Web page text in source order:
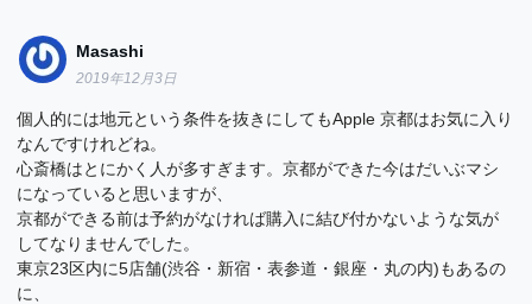
Masashi
2019年12月3日
個人的には地元という条件を抜きにしてもApple 京都はお気に入り
なんですけれどね。
心斎橋はとにかく人が多すぎます。京都ができた今はだいぶマシ
になっていると思いますが、
京都ができる前は予約がなければ購入に結び付かないような気が
してなりませんでした。
東京23区内に5店舗(渋谷・新宿・表参道・銀座・丸の内)もあるの
に、